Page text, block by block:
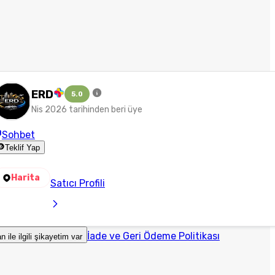
ERD 5.0
Nis 2026 tarihinden beri üye
Sohbet
Teklif Yap
Harita Satıcı Profili
ile ilgili şikayetim var İade ve Geri Ödeme Politikası